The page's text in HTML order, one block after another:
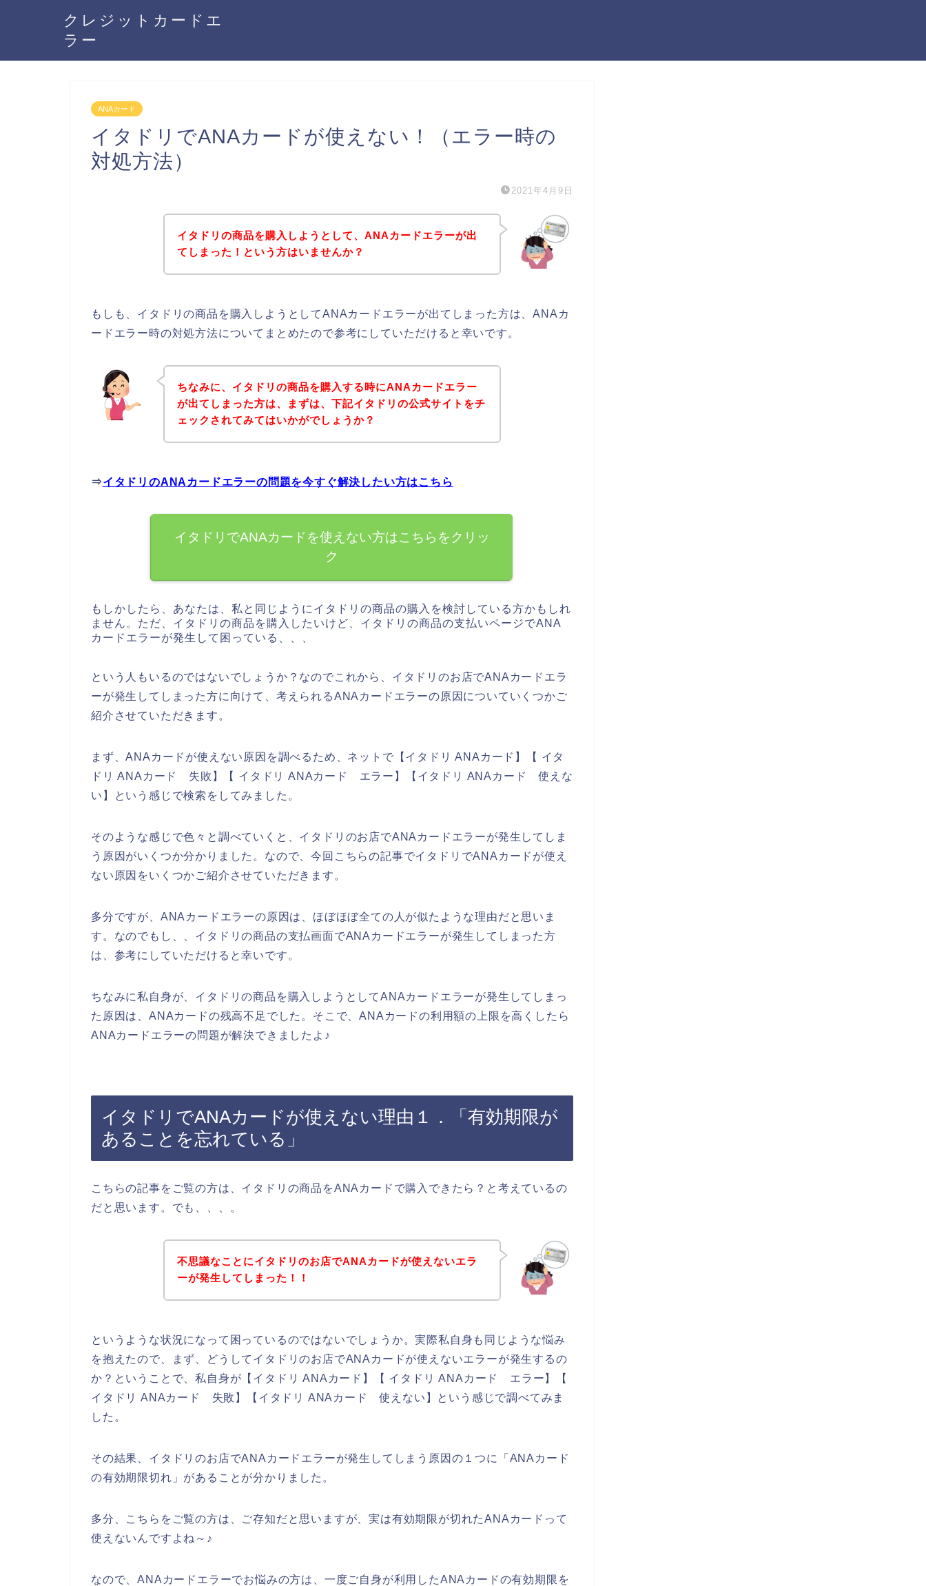
クレジットカードエ
ラー
ANAカード
イタドリでANAカードが使えない！（エラー時の
対処方法）
2021年4月9日
イタドリの商品を購入しようとして、ANAカードエラーが出
てしまった！という方はいませんか？
もしも、イタドリの商品を購入しようとしてANAカードエラーが出てしまった方は、ANAカ
ードエラー時の対処方法についてまとめたので参考にしていただけると幸いです。
ちなみに、イタドリの商品を購入する時にANAカードエラー
が出てしまった方は、まずは、下記イタドリの公式サイトをチ
ェックされてみてはいかがでしょうか？
⇒イタドリのANAカードエラーの問題を今すぐ解決したい方はこちら
イタドリでANAカードを使えない方はこちらをクリッ
ク
もしかしたら、あなたは、私と同じようにイタドリの商品の購入を検討している方かもしれ
ません。ただ、イタドリの商品を購入したいけど、イタドリの商品の支払いページでANA
カードエラーが発生して困っている、、、
という人もいるのではないでしょうか？なのでこれから、イタドリのお店でANAカードエラ
ーが発生してしまった方に向けて、考えられるANAカードエラーの原因についていくつかご
紹介させていただきます。
まず、ANAカードが使えない原因を調べるため、ネットで【イタドリ ANAカード】【 イタ
ドリ ANAカード 失敗】【 イタドリ ANAカード エラー】【イタドリ ANAカード 使えな
い】という感じで検索をしてみました。
そのような感じで色々と調べていくと、イタドリのお店でANAカードエラーが発生してしま
う原因がいくつか分かりました。なので、今回こちらの記事でイタドリでANAカードが使え
ない原因をいくつかご紹介させていただきます。
多分ですが、ANAカードエラーの原因は、ほぼほぼ全ての人が似たような理由だと思いま
す。なのでもし、、イタドリの商品の支払画面でANAカードエラーが発生してしまった方
は、参考にしていただけると幸いです。
ちなみに私自身が、イタドリの商品を購入しようとしてANAカードエラーが発生してしまっ
た原因は、ANAカードの残高不足でした。そこで、ANAカードの利用額の上限を高くしたら
ANAカードエラーの問題が解決できましたよ♪
イタドリでANAカードが使えない理由１．「有効期限が
あることを忘れている」
こちらの記事をご覧の方は、イタドリの商品をANAカードで購入できたら？と考えているの
だと思います。でも、、、。
不思議なことにイタドリのお店でANAカードが使えないエラ
ーが発生してしまった！！
というような状況になって困っているのではないでしょうか。実際私自身も同じような悩み
を抱えたので、まず、どうしてイタドリのお店でANAカードが使えないエラーが発生するの
か？ということで、私自身が【イタドリ ANAカード】【 イタドリ ANAカード エラー】【
イタドリ ANAカード 失敗】【イタドリ ANAカード 使えない】という感じで調べてみま
した。
その結果、イタドリのお店でANAカードエラーが発生してしまう原因の１つに「ANAカード
の有効期限切れ」があることが分かりました。
多分、こちらをご覧の方は、ご存知だと思いますが、実は有効期限が切れたANAカードって
使えないんですよね～♪
なので、ANAカードエラーでお悩みの方は、一度ご自身が利用したANAカードの有効期限を